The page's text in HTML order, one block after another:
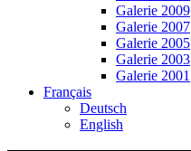
Galerie 2009
Galerie 2007
Galerie 2005
Galerie 2003
Galerie 2001
Français
Deutsch
English